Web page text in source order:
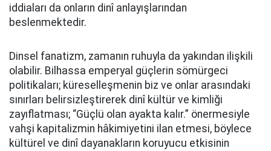
iddiaları da onların dinî anlayışlarından
beslenmektedir.
Dinsel fanatizm, zamanın ruhuyla da yakından ilişkili
olabilir. Bilhassa emperyal güçlerin sömürgeci
politikaları; küreselleşmenin biz ve onlar arasındaki
sınırları belirsizleştirerek dinî kültür ve kimliği
zayıflatması; “Güçlü olan ayakta kalır.” önermesiyle
vahşi kapitalizmin hâkimiyetini ilan etmesi, böylece
kültürel ve dinî dayanakların koruyucu etkisinin